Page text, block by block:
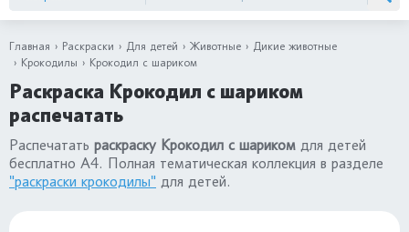
Главная Раскраски Для детей Животные
Дикие животные
Крокодилы
Крокодил с шариком
Раскраска Крокодил с шариком
распечатать
Распечатать раскраску Крокодил с шариком для детей
бесплатно А4. Полная тематическая коллекция в разделе
"раскраски крокодилы" для детей.